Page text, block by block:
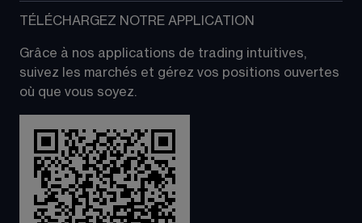
TÉLÉCHARGEZ NOTRE APPLICATION
Grâce à nos applications de trading intuitives,
suivez les marchés et gérez vos positions ouvertes
où que vous soyez.